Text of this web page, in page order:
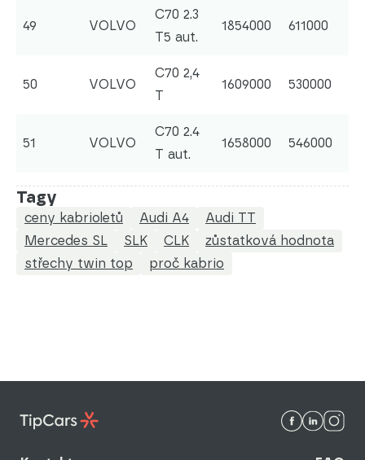
49 VOLVO
C70 2.3
T5 aut.
1854000 611000
50 VOLVO
C70 2,4
T
1609000 530000
51 VOLVO
C70 2.4
T aut.
1658000 546000
Tagy
ceny kabrioletů Audi A4
Audi TT
Mercedes SL
SLK CLK
zůstatková hodnota
střechy twin top
proč kabrio